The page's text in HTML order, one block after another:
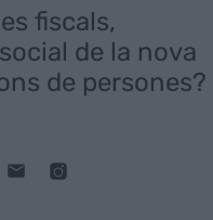
fiscals,
de la nova
de persones?